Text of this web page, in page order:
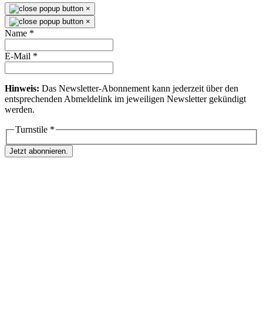
×
×
Name *
E-Mail *
Hinweis: Das Newsletter-Abonnement kann jederzeit über den
entsprechenden Abmeldelink im jeweiligen Newsletter gekündigt
werden.
Turnstile *
Jetzt abonnieren.